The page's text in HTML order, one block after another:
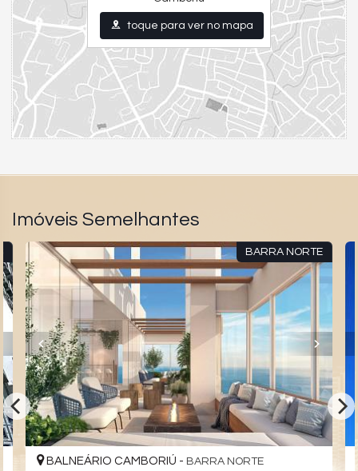
toque para ver no mapa
Imóveis Semelhantes
BARRA NORTE
BALNEÁRIO CAMBORIÚ - BARRA NORTE